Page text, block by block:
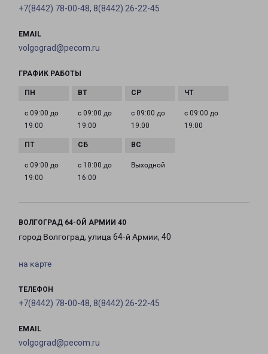
+7(8442) 78-00-48, 8(8442) 26-22-45
EMAIL
volgograd@pecom.ru
ГРАФИК РАБОТЫ
с 09:00 до
19:00
с 09:00 до
19:00
с 09:00 до
19:00
с 09:00 до
19:00
с 09:00 до
19:00
с 10:00 до
16:00
Выходной
ВОЛГОГРАД 64-ОЙ АРМИИ 40
город Волгоград, улица 64-й Армии, 40
на карте
ТЕЛЕФОН
+7(8442) 78-00-48, 8(8442) 26-22-45
EMAIL
volgograd@pecom.ru